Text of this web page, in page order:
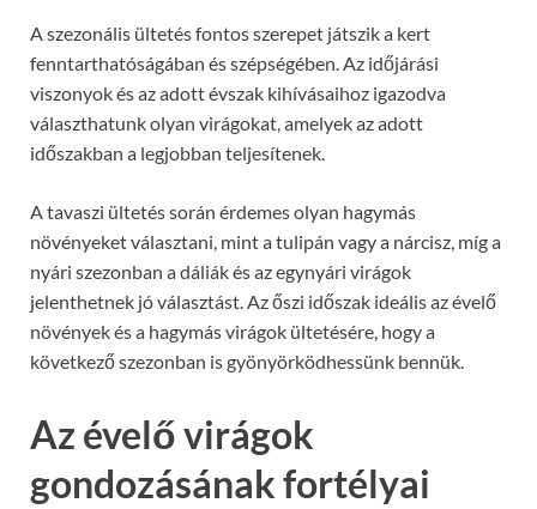
A szezonális ültetés fontos szerepet játszik a kert
fenntarthatóságában és szépségében. Az időjárási
viszonyok és az adott évszak kihívásaihoz igazodva
választhatunk olyan virágokat, amelyek az adott
időszakban a legjobban teljesítenek.
A tavaszi ültetés során érdemes olyan hagymás
növényeket választani, mint a tulipán vagy a nárcisz, míg a
nyári szezonban a dáliák és az egynyári virágok
jelenthetnek jó választást. Az őszi időszak ideális az évelő
növények és a hagymás virágok ültetésére, hogy a
következő szezonban is gyönyörködhessünk bennük.
Az évelő virágok
gondozásának fortélyai